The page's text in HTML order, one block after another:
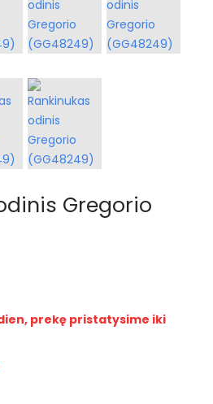
Gregorio
prekę pristatysime iki